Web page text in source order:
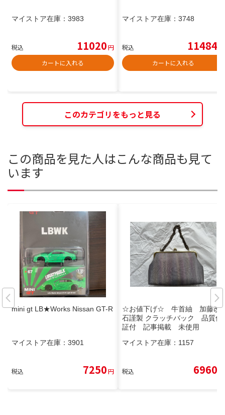
マイストア在庫： 3983
税込 11020円
カートに入れる
マイストア在庫： 3748
税込 11484
カートに入れる
このカテゴリをもっと見る
この商品を見た人はこんな商品も見て
います
mini gt LB★Works Nissan GT-R
マイストア在庫： 3901
税込 7250円
☆お値下げ☆ 牛首紬 加藤改
石謹製 クラッチバック 品質保
証付 記事掲載 未使用
マイストア在庫： 1157
税込 6960